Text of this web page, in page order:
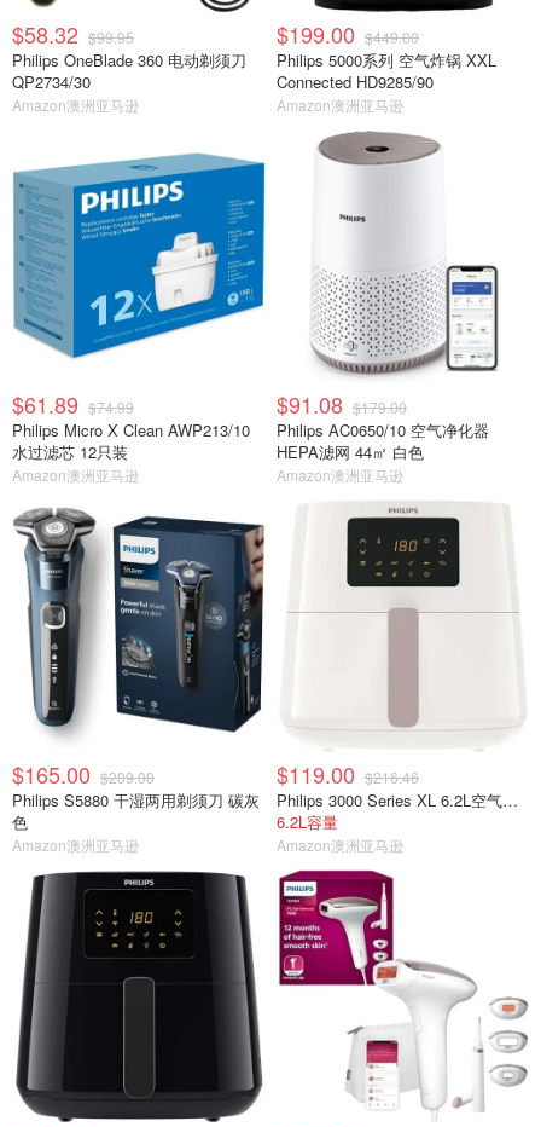
$58.32 $99.95
Philips OneBlade 360 电动剃须刀
QP2734/30
Amazon澳洲亚马逊
$199.00 $449.00
Philips 5000系列 空气炸锅 XXL
Connected HD9285/90
Amazon澳洲亚马逊
$61.89 $74.99
Philips Micro X Clean AWP213/10
水过滤芯 12只装
Amazon澳洲亚马逊
$91.08 $179.00
Philips AC0650/10 空气净化器
HEPA滤网 44㎡ 白色
Amazon澳洲亚马逊
$165.00 $209.00
Philips S5880 干湿两用剃须刀 碳灰
色
Amazon澳洲亚马逊
$119.00 $216.46
Philips 3000 Series XL 6.2L空气炸锅HD9270/21
6.2L容量
Amazon澳洲亚马逊